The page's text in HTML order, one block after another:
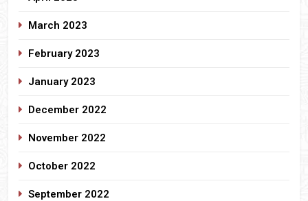
March 2023
February 2023
January 2023
December 2022
November 2022
October 2022
September 2022